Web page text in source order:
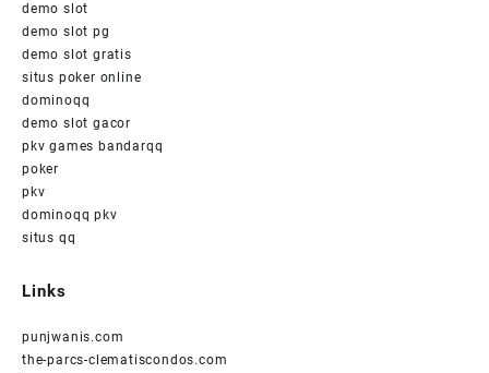
demo slot
demo slot pg
demo slot gratis
situs poker online
dominoqq
demo slot gacor
pkv games bandarqq
poker
pkv
dominoqq pkv
situs qq
Links
punjwanis.com
the-parcs-clematiscondos.com